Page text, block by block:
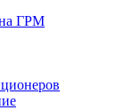
ГРМ